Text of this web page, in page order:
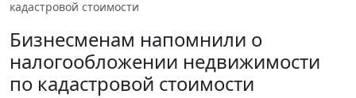
кадастровой стоимости
Бизнесменам напомнили о
налогообложении недвижимости
по кадастровой стоимости